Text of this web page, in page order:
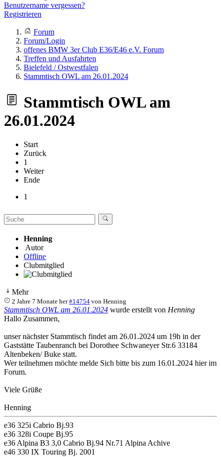
Benutzername vergessen?
Registrieren
Forum
Forum/Login
offenes BMW 3er Club E36/E46 e.V. Forum
Treffen und Ausfahrten
Bielefeld / Ostwestfalen
Stammtisch OWL am 26.01.2024
Stammtisch OWL am
26.01.2024
Start
Zurück
1
Weiter
Ende
1
Henning
Autor
Offline
Clubmitglied
Mehr
2 Jahre 7 Monate her #14754 vonHenning
Stammtisch OWL am 26.01.2024 wurde erstellt von Henning
Hallo Zusammen,
unser nächster Stammtisch findet am 26.01.2024 um 19h in der
Gaststätte Taubenranch bei Dorothee Schwaneyer Str.6 33184
Altenbeken/ Buke statt.
Wer teilnehmen möchte melde Sich bitte bis zum 16.01.2024 hier im
Forum.
Viele Grüße
Henning
e36 325i Cabrio Bj.93
e36 328i Coupe Bj.95
e36 Alpina B3 3,0 Cabrio Bj.94 Nr.71 Alpina Achive
e46 330 IX Touring Bj. 2001